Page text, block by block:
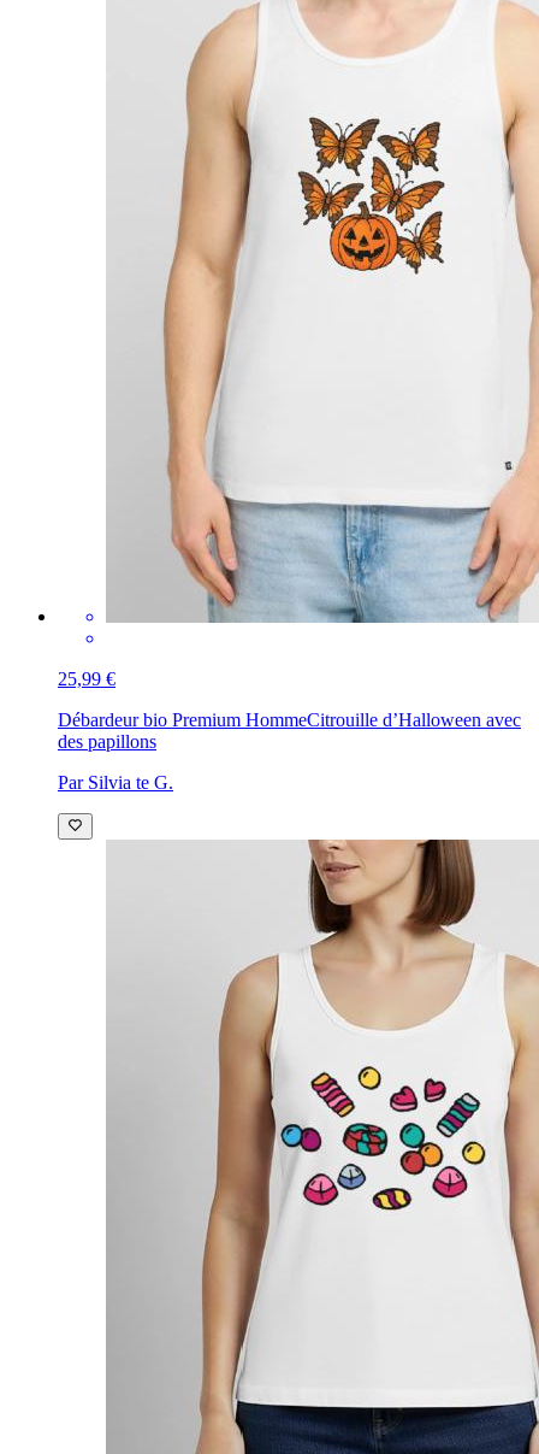
25,99 €
Débardeur bio Premium HommeCitrouille d’Halloween avec
des papillons
Par Silvia te G.